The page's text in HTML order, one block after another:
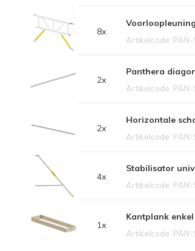
8x
Artikelcode:
2x
Panthera
Artikelcode:
2x
Horizontale
Artikelcode:
4x
Stabilisator
Artikelcode: PAN-
1x
Kantplank
Artikelcode: